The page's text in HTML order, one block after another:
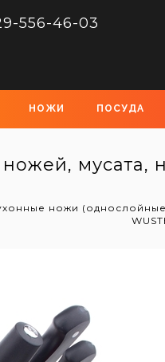
556-46-03
НОЖИ ПОСУДА
мусата,
ножи